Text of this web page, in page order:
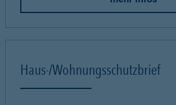
Haus-/Wohnungsschutzbrief